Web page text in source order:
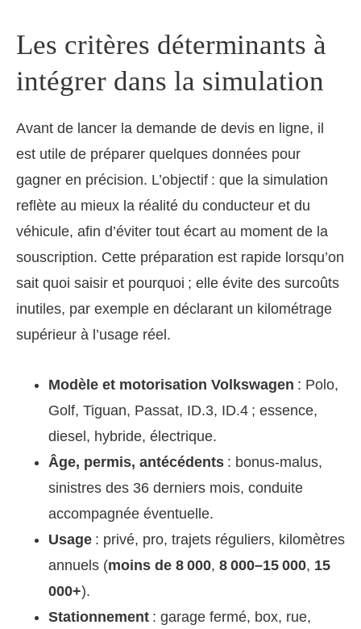
Les critères déterminants à
intégrer dans la simulation
Avant de lancer la demande de devis en ligne, il
est utile de préparer quelques données pour
gagner en précision. L’objectif : que la simulation
reflète au mieux la réalité du conducteur et du
véhicule, afin d’éviter tout écart au moment de la
souscription. Cette préparation est rapide lorsqu’on
sait quoi saisir et pourquoi ; elle évite des surcoûts
inutiles, par exemple en déclarant un kilométrage
supérieur à l’usage réel.
Modèle et motorisation Volkswagen : Polo,
Golf, Tiguan, Passat, ID.3, ID.4 ; essence,
diesel, hybride, électrique.
Âge, permis, antécédents : bonus-malus,
sinistres des 36 derniers mois, conduite
accompagnée éventuelle.
Usage : privé, pro, trajets réguliers, kilomètres
annuels (moins de 8 000, 8 000–15 000, 15
000+).
Stationnement : garage fermé, box, rue,